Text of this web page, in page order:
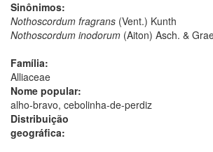
Sinônimos:
Nothoscordum fragrans (Vent.) Kunth
Nothoscordum inodorum (Aiton) Asch. &
Família:
Alliaceae
Nome popular:
alho-bravo, cebolinha-de-perdiz
Distribuição
geográfica: